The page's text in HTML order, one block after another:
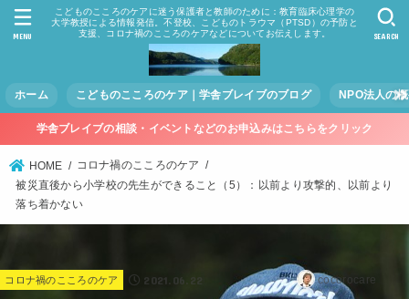
こどものこころのケアに迷う保護者と教師のために：教育臨床心理学の
大学教授による情報発信。不登校、こどものトラウマ（PTSD）の予防と
支援、コロナ禍のこころのケアなどについてお伝えします。
ホーム こどものこころのケア｜学舎ブレイブのブログ NPO法人の
SEARCH
MENU
学舎ブレイブの相談・イベントなどのお申込みはこちらをクリック
HOME
コロナ禍のこころのケア
被災直後から小学校の先生ができること（5）：以前より攻撃的、以前より
落ち着かない
コロナ禍のこころのケア 2021.06.22 cocorocare